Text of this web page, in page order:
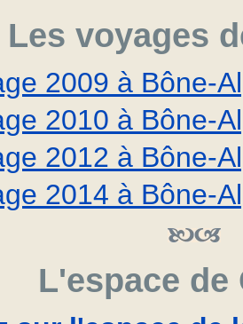
Les voyages
2009 à Bône-
2010 à Bône-
2012 à Bône-
2014 à Bône-
L'espace de